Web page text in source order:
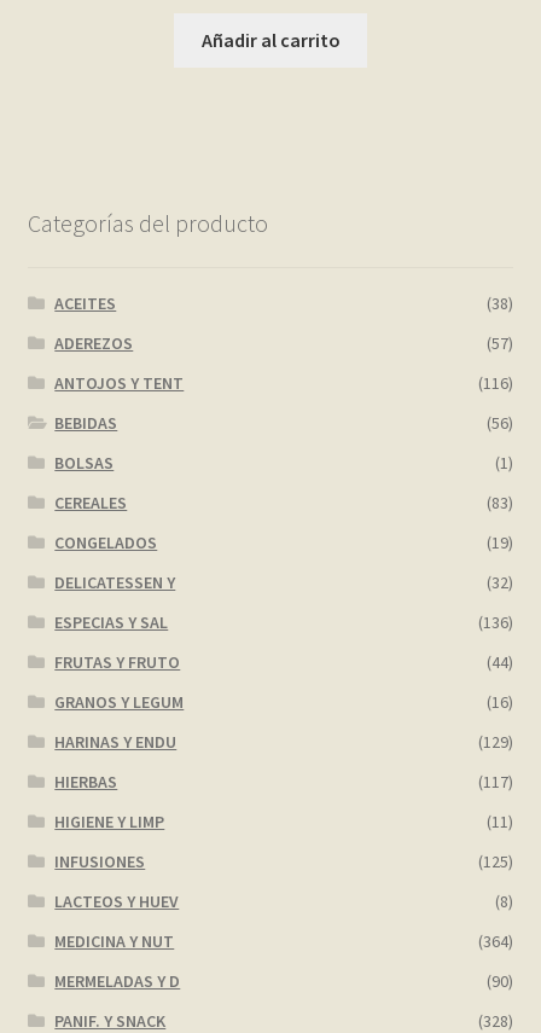
Añadir al carrito
Categorías del producto
ACEITES
(38)
ADEREZOS
(57)
ANTOJOS Y TENT
(116)
BEBIDAS
(56)
BOLSAS
(1)
CEREALES
(83)
CONGELADOS
(19)
DELICATESSEN Y
(32)
ESPECIAS Y SAL
(136)
FRUTAS Y FRUTO
(44)
GRANOS Y LEGUM
(16)
HARINAS Y ENDU
(129)
HIERBAS
(117)
HIGIENE Y LIMP
(11)
INFUSIONES
(125)
LACTEOS Y HUEV
(8)
MEDICINA Y NUT
(364)
MERMELADAS Y D
(90)
PANIF. Y SNACK
(328)